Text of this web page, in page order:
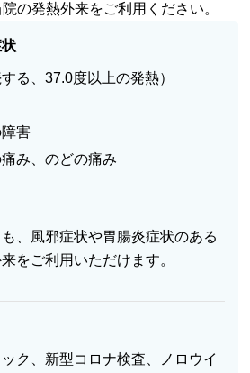
の発熱外来をご利用ください。
る、37.0度以上の発熱）
障害
み、のどの痛み
、風邪症状や胃腸炎症状のある
をご利用いただけます。
ク、新型コロナ検査、ノロウイ